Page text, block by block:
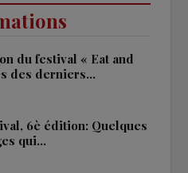
du festival « Eat and
des derniers…
6è édition: Quelques
qui…